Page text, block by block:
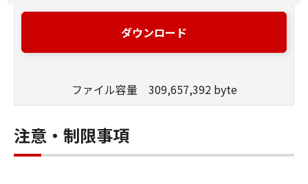
は、本ソフトウェアがユーザーの特定の目
的のために適当であること、もしくは有用
ていかなる保証もいたしません。
キヤノン、キヤノンマーケティングジャパ
ン株式会社およびキヤノンのライセンサー
は、本ソフトウェアの使用に付随または関
連して生ずる直接的または間接的な損失、
ダウンロード
ファイル容量 309,657,392 byte
注意・制限事項